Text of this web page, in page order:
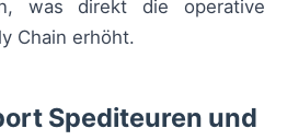
was direkt die operative
Chain erhöht.
Spediteuren und